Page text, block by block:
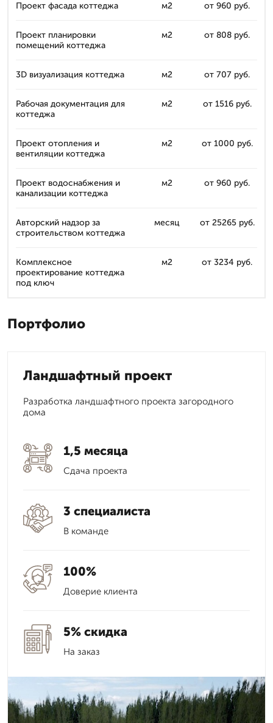
Проект фасада коттеджа м2 от 960 руб.
Проект планировки
помещений коттеджа
м2 от 808 руб.
3D визуализация коттеджа м2 от 707 руб.
Рабочая документация для
коттеджа
м2 от 1516 руб.
Проект отопления и
вентиляции коттеджа
м2 от 1000 руб.
Проект водоснабжения и
канализации коттеджа
м2 от 960 руб.
Авторский надзор за
строительством коттеджа
месяц от 25265 руб.
Комплексное
проектирование коттеджа
под ключ
м2 от 3234 руб.
Портфолио
Ландшафтный проект
Разработка ландшафтного проекта загородного
дома
1,5 месяца
Сдача проекта
3 специалиста
В команде
100%
Доверие клиента
5% скидка
На заказ